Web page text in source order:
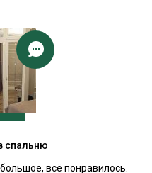
спальню
всё понравилось.